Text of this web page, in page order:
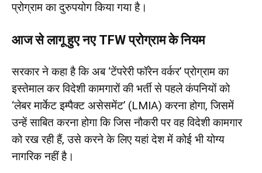
प्रोग्राम का दुरुपयोग किया गया है।
आज से लागू हुए नए TFW प्रोग्राम के नियम
सरकार ने कहा है कि अब ‘टेंपरेरी फॉरेन वर्कर’ प्रोग्राम का
इस्तेमाल कर विदेशी कामगारों की भर्ती से पहले कंपनियों को
‘लेबर मार्केट इम्पैक्ट असेसमेंट’ (LMIA) करना होगा, जिसमें
उन्हें साबित करना होगा कि जिस नौकरी पर वह विदेशी कामगार
को रख रही हैं, उसे करने के लिए यहां देश में कोई भी योग्य
नागरिक नहीं है।